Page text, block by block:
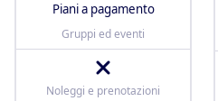
Piani a pagamento
Gruppi ed eventi
Noleggi e prenotazioni